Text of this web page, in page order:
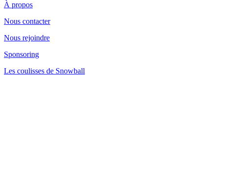
À propos
Nous contacter
Nous rejoindre
Sponsoring
Les coulisses de Snowball